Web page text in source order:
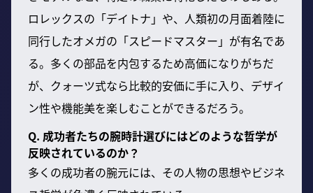
ロレックスの「デイトナ」や、人類初の月面着陸に
同行したオメガの「スピードマスター」が有名であ
る。多くの部品を内包するため高価になりがちだ
が、クォーツ式なら比較的安価に手に入り、デザイ
ン性や機能美を楽しむことができるだろう。
Q. 成功者たちの腕時計選びにはどのような哲学が
反映されているのか？
多くの成功者の腕元には、その人物の思想やビジネ